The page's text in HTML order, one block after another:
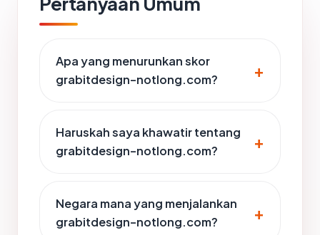
Apa yang menurunkan skor
grabitdesign-notlong.com?
Haruskah saya khawatir tentang
grabitdesign-notlong.com?
Negara mana yang menjalankan
grabitdesign-notlong.com?